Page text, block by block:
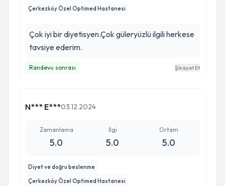
Çerkezköy Özel Optimed Hastanesi
Çok iyi bir diyetisyen.Çok güleryüzlü ilgili herkese
tavsiye ederim.
Randevu sonrası Şikayet Et
N*** E***03.12.2024
Zamanlama
5.0
İlgi
5.0
Ortam
5.0
Diyet ve doğru beslenme
Çerkezköy Özel Optimed Hastanesi